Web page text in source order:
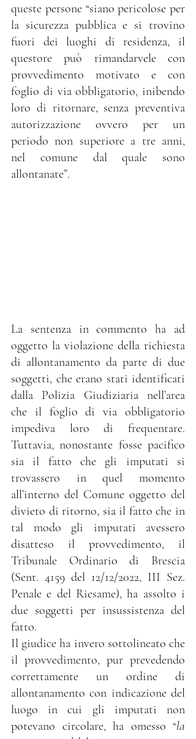
queste persone “siano pericolose per
la sicurezza pubblica e si trovino
fuori dei luoghi di residenza, il
questore può rimandarvele con
provvedimento motivato e con
foglio di via obbligatorio, inibendo
loro di ritornare, senza preventiva
autorizzazione ovvero per un
periodo non superiore a tre anni,
nel comune dal quale sono
allontanate”.
La sentenza in commento ha ad
oggetto la violazione della richiesta
di allontanamento da parte di due
soggetti, che erano stati identificati
dalla Polizia Giudiziaria nell’area
che il foglio di via obbligatorio
impediva loro di frequentare.
Tuttavia, nonostante fosse pacifico
sia il fatto che gli imputati si
trovassero in quel momento
all’interno del Comune oggetto del
divieto di ritorno, sia il fatto che in
tal modo gli imputati avessero
disatteso il provvedimento, il
Tribunale Ordinario di Brescia
(Sent. 4159 del 12/12/2022, III Sez.
Penale e del Riesame), ha assolto i
due soggetti per insussistenza del
fatto.
Il giudice ha invero sottolineato che
il provvedimento, pur prevedendo
correttamente un ordine di
allontanamento con indicazione del
luogo in cui gli imputati non
potevano circolare, ha omesso “la